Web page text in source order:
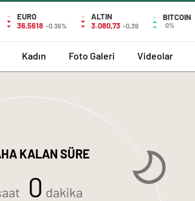
EURO
36,5618 -0.36%
ALTIN
3.080,73 -0,39
BITCOIN
0%
Kadın Foto Galeri Videolar
KALAN SÜRE
0dakika